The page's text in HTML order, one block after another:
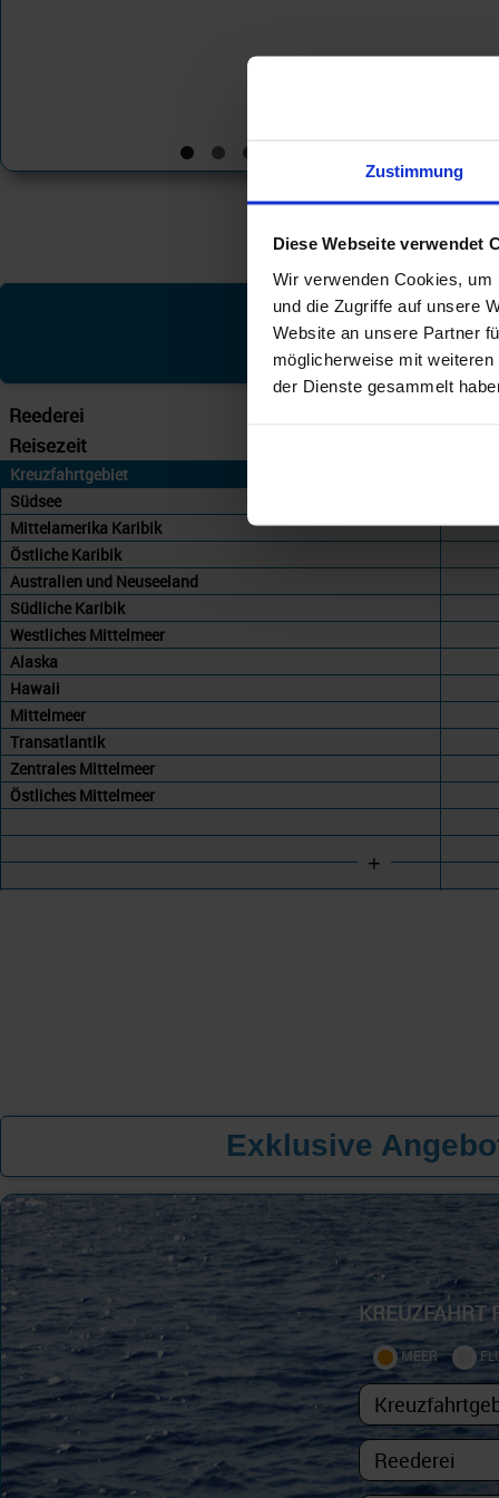
Zustimmung
Diese Webseite verwendet
Wir verwenden Cookies,
und die Zugriffe auf unsere
Website an unsere Partner
möglicherweise mit
der Dienste gesammelt
Reederei
Reisezeit
Kreuzfahrtgebiet
Südsee
Mittelamerika Karibik
Östliche Karibik
Australien und Neuseeland
Südliche Karibik
Westliches Mittelmeer
Alaska
Hawaii
Mittelmeer
Transatlantik
Zentrales Mittelmeer
Östliches Mittelmeer
+
Exklusive
KREUZFAHRT
MEER